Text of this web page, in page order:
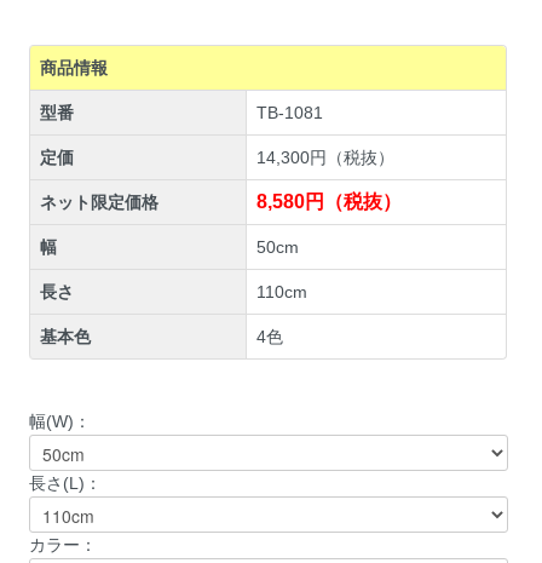
商品情報
型番 TB-1081
定価 14,300円（税抜）
ネット限定価格 8,580円（税抜）
幅 50cm
長さ 110cm
基本色 4色
幅(W)：
長さ(L)：
カラー：